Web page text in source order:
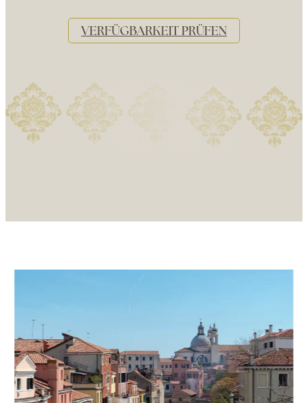
VERFÜGBARKEIT PRÜFEN